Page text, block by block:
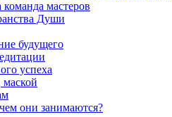
мастеров
Души
будущего
успеха
они занимаются?